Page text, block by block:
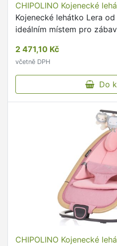
CHIPOLINO Kojenecké
Kojenecké lehátko Lera
ideálním místem pro
2 471,10 Kč
včetně DPH
Do
CHIPOLINO Kojenecké